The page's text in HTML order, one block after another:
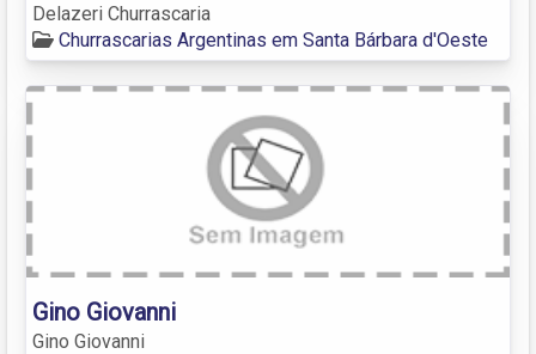
Delazeri Churrascaria
Churrascarias Argentinas em Santa Bárbara d'Oeste
Gino Giovanni
Gino Giovanni